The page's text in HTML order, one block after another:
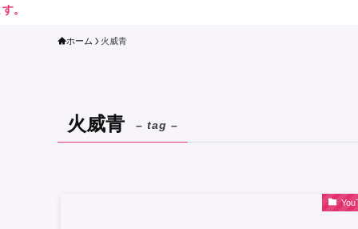
ホーム 火威青
火威青 – tag –